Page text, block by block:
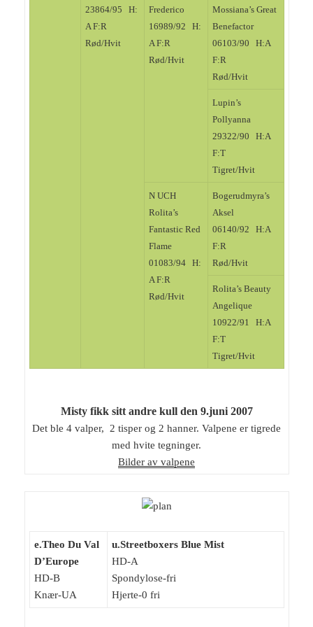
23864/95 H:
A F:R
Rød/Hvit
Frederico
16989/92 H:
A F:R
Rød/Hvit
Mossiana’s Great
Benefactor
06103/90 H:A
F:R
Rød/Hvit
Lupin’s
Pollyanna
29322/90 H:A
F:T
Tigret/Hvit
N UCH
Rolita’s
Fantastic Red
Flame
01083/94 H:
A F:R
Rød/Hvit
Bogerudmyra’s
Aksel
06140/92 H:A
F:R
Rød/Hvit
Rolita’s Beauty
Angelique
10922/91 H:A
F:T
Tigret/Hvit
Misty fikk sitt andre kull den 9.juni 2007
Det ble 4 valper, 2 tisper og 2 hanner. Valpene er tigrede
med hvite tegninger.
Bilder av valpene
e.Theo Du Val
D’Europe
HD-B
Knær-UA
u.Streetboxers Blue Mist
HD-A
Spondylose-fri
Hjerte-0 fri